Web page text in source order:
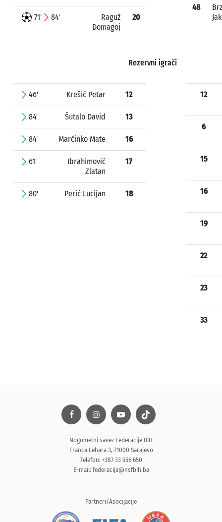
71' 84'
Raguž
Domagoj
20
48
Rezervni igrači
46' Krešić Petar 12
84' Šutalo David 13
84' Marčinko Mate 16
61'
Ibrahimović
Zlatan
17
80' Perić Lucijan 18
12
6
15
16
19
22
23
33
Nogometni savez Federacije BiH
Franca Lehara 3, 71000 Sarajevo
Telefon: +387 33 556 650
E-mail: federacija@nsfbih.ba
Partneri/Asocijacije